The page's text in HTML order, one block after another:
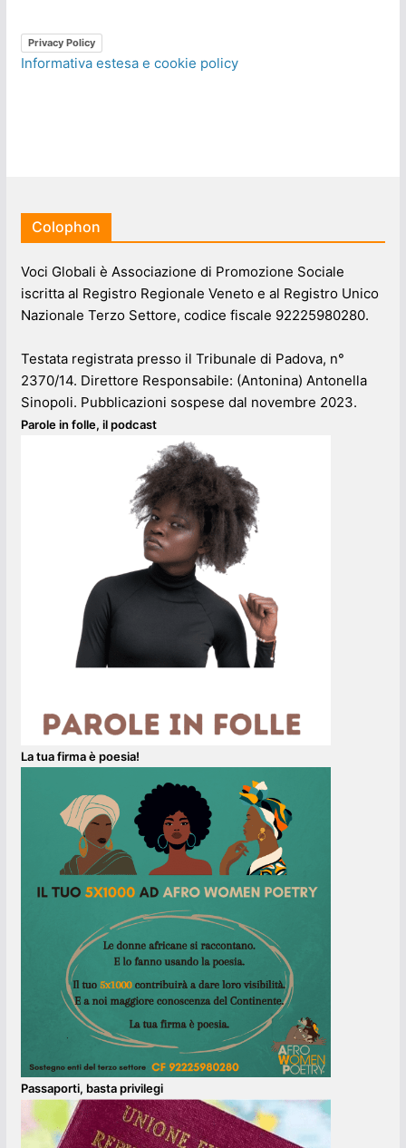
Privacy Policy
Informativa estesa e cookie policy
Colophon
Voci Globali è Associazione di Promozione Sociale
iscritta al Registro Regionale Veneto e al Registro Unico
Nazionale Terzo Settore, codice fiscale 92225980280.
Testata registrata presso il Tribunale di Padova, n°
2370/14. Direttore Responsabile: (Antonina) Antonella
Sinopoli. Pubblicazioni sospese dal novembre 2023.
Parole in folle, il podcast
La tua firma è poesia!
Passaporti, basta privilegi